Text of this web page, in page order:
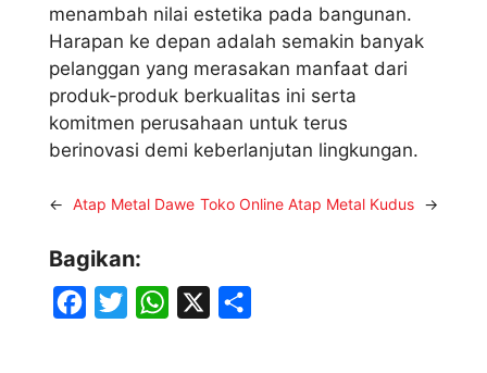
menambah nilai estetika pada bangunan.
Harapan ke depan adalah semakin banyak
pelanggan yang merasakan manfaat dari
produk-produk berkualitas ini serta
komitmen perusahaan untuk terus
berinovasi demi keberlanjutan lingkungan.
← Atap Metal Dawe Toko Online Atap Metal Kudus →
Bagikan:
W